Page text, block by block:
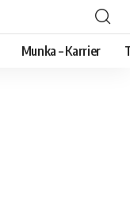
Munka – Karrier